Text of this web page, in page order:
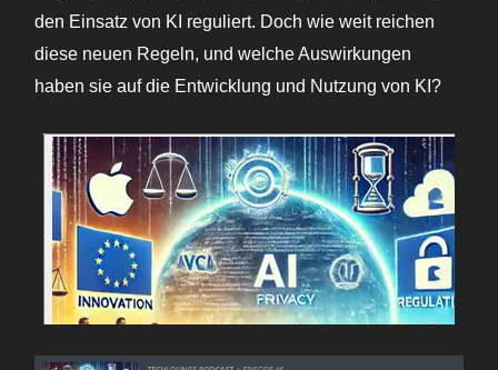
den Einsatz von KI reguliert. Doch wie weit reichen
diese neuen Regeln, und welche Auswirkungen
haben sie auf die Entwicklung und Nutzung von KI?